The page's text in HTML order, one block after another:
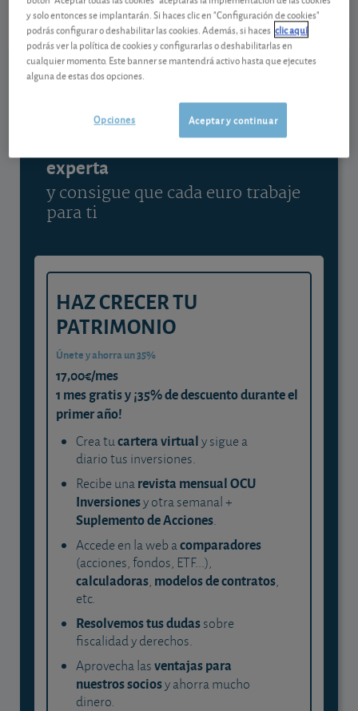
07/08/2026 Madrid
Ver detalladamente
experta
y consigue que cada euro trabaje
para ti
HAZ CRECER TU
PATRIMONIO
Únete y ahorra un 35%
17,00€/mes
1 mes gratis y ¡35% de descuento durante el
primer año!
Crea tucartera virtualy sigue a
diario tus inversiones.
Recibe unarevista mensual OCU
Inversionesy otra semanal +
Suplemento de Acciones.
Accede en la web acomparadores
(acciones, fondos, ETF...),
calculadoras, modelos de contratos,
etc.
Resolvemos tus dudassobre
fiscalidad y derechos.
Aprovecha lasventajas para
nuestros sociosy ahorra mucho
dinero.
y solo entonces se implantarán. Si haces clic en "Configuración de cookies"
podrás configurar o deshabilitar las cookies. Además, si haces clic aquí
podrás ver la política de cookies y configurarlas o deshabilitarlas en
cualquier momento. Este banner se mantendrá activo hasta que ejecutes
alguna de estas dos opciones.
Aceptar y continuar
Opciones